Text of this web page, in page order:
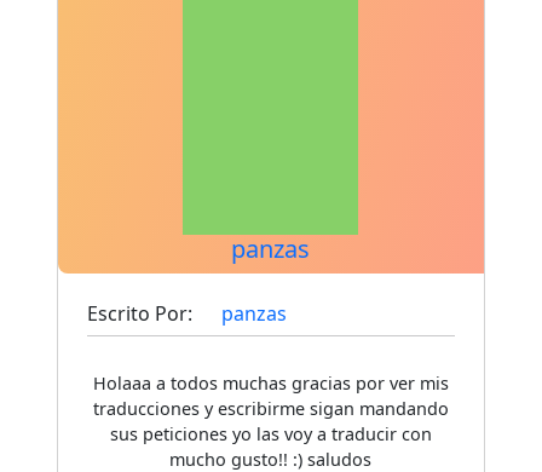
panzas
Escrito Por: panzas
Holaaa a todos muchas gracias por ver mis
traducciones y escribirme sigan mandando
sus peticiones yo las voy a traducir con
mucho gusto!! :) saludos